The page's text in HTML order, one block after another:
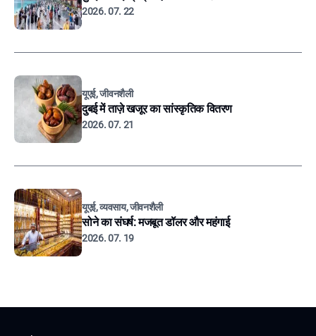
2026. 07. 22
यूएई, जीवनशैली
दुबई में ताज़े खजूर का सांस्कृतिक वितरण
2026. 07. 21
यूएई, व्यवसाय, जीवनशैली
सोने का संघर्ष: मजबूत डॉलर और महंगाई
2026. 07. 19